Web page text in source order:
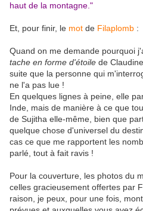
haut de la montagne."
Et, pour finir, le mot de Filaplomb :
Quand on me demande pourquoi
tache en forme d'étoile de
suite que la personne qui
ne l'a pas lue !
En quelques lignes à peine, elle
Inde, mais de manière à ce que
de Sujitha elle-même, bien que
quelque chose d'universel du
cas ce que me rapportent les
parlé, tout à fait ravis !
Pour la couverture, les photos du
celles gracieusement offertes par
raison, je peux, pour une fois,